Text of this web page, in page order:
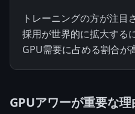
トレーニングの方が注目
採用が世界的に拡大する
GPU需要に占める割合が
GPUアワーが重要な理